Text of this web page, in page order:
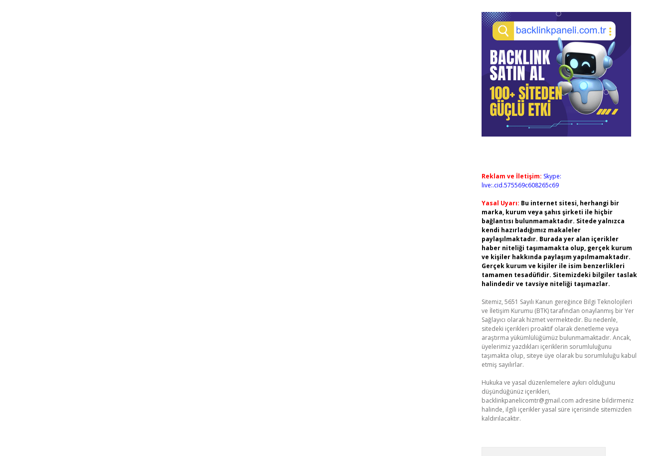
Reklam ve İletişim: Skype:
live:.cid.575569c608265c69
Yasal Uyarı: Bu internet sitesi, herhangi bir
marka, kurum veya şahıs şirketi ile hiçbir
bağlantısı bulunmamaktadır. Sitede yalnızca
kendi hazırladığımız makaleler
paylaşılmaktadır. Burada yer alan içerikler
haber niteliği taşımamakta olup, gerçek kurum
ve kişiler hakkında paylaşım yapılmamaktadır.
Gerçek kurum ve kişiler ile isim benzerlikleri
tamamen tesadüfidir. Sitemizdeki bilgiler taslak
halindedir ve tavsiye niteliği taşımazlar.
Sitemiz, 5651 Sayılı Kanun gereğince Bilgi Teknolojileri
ve İletişim Kurumu (BTK) tarafından onaylanmış bir Yer
Sağlayıcı olarak hizmet vermektedir. Bu nedenle,
sitedeki içerikleri proaktif olarak denetleme veya
araştırma yükümlülüğümüz bulunmamaktadır. Ancak,
üyelerimiz yazdıkları içeriklerin sorumluluğunu
taşımakta olup, siteye üye olarak bu sorumluluğu kabul
etmiş sayılırlar.
Hukuka ve yasal düzenlemelere aykırı olduğunu
düşündüğünüz içerikleri,
backlinkpanelicomtr@gmail.com adresine bildirmeniz
halinde, ilgili içerikler yasal süre içerisinde sitemizden
kaldırılacaktır.